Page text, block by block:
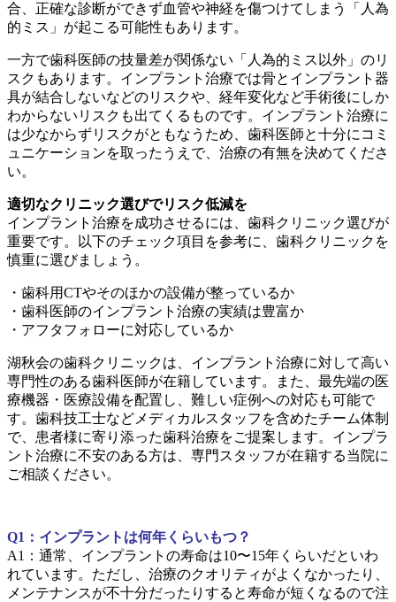
合、正確な診断ができず血管や神経を傷つけてしまう「人為
的ミス」が起こる可能性もあります。
一方で歯科医師の技量差が関係ない「人為的ミス以外」のリ
スクもあります。インプラント治療では骨とインプラント器
具が結合しないなどのリスクや、経年変化など手術後にしか
わからないリスクも出てくるものです。インプラント治療に
は少なからずリスクがともなうため、歯科医師と十分にコミ
ュニケーションを取ったうえで、治療の有無を決めてくださ
い。
適切なクリニック選びでリスク低減を
インプラント治療を成功させるには、歯科クリニック選びが
重要です。以下のチェック項目を参考に、歯科クリニックを
慎重に選びましょう。
・歯科用CTやそのほかの設備が整っているか
・歯科医師のインプラント治療の実績は豊富か
・アフタフォローに対応しているか
湖秋会の歯科クリニックは、インプラント治療に対して高い
専門性のある歯科医師が在籍しています。また、最先端の医
療機器・医療設備を配置し、難しい症例への対応も可能で
す。歯科技工士などメディカルスタッフを含めたチーム体制
で、患者様に寄り添った歯科治療をご提案します。インプラ
ント治療に不安のある方は、専門スタッフが在籍する当院に
ご相談ください。
Q1：インプラントは何年くらいもつ？
A1：通常、インプラントの寿命は10〜15年くらいだといわ
れています。ただし、治療のクオリティがよくなかったり、
メンテナンスが不十分だったりすると寿命が短くなるので注